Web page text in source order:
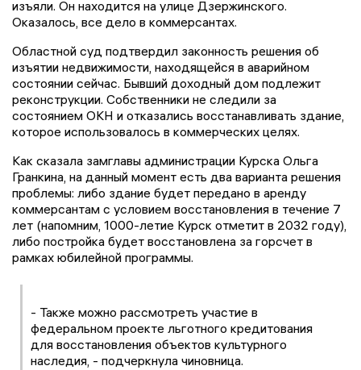
изъяли. Он находится на улице Дзержинского.
Оказалось, все дело в коммерсантах.
Областной суд подтвердил законность решения об
изъятии недвижимости, находящейся в аварийном
состоянии сейчас. Бывший доходный дом подлежит
реконструкции. Собственники не следили за
состоянием ОКН и отказались восстанавливать здание,
которое использовалось в коммерческих целях.
Как сказала замглавы администрации Курска Ольга
Гранкина, на данный момент есть два варианта решения
проблемы: либо здание будет передано в аренду
коммерсантам с условием восстановления в течение 7
лет (напомним, 1000-летие Курск отметит в 2032 году),
либо постройка будет восстановлена за горсчет в
рамках юбилейной программы.
- Также можно рассмотреть участие в
федеральном проекте льготного кредитования
для восстановления объектов культурного
наследия, - подчеркнула чиновница.